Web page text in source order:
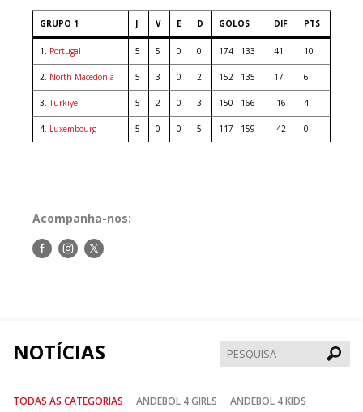
GRUPO 1 J V E D GOLOS DIF PTS
1. Portugal 5 5 0 0 174 : 133 41 10
2. North Macedonia 5 3 0 2 152 : 135 17 6
3.Türkiye 5 2 0 3 150 : 166 -16 4
4. Luxembourg 5 0 0 5 117 : 159 -42 0
Acompanha-nos:
Siga-Siga-Siga-
NOTÍCIAS
TODAS AS CATEGORIAS ANDEBOL 4 GIRLS
ANDEBOL 4 KIDS